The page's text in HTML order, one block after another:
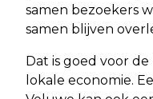
samen bezoekers
samen blijven
Dat is goed voor
lokale economie.